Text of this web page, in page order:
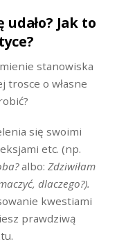
Jak to
stanowiska
trosce o własne
się swoimi
etc. (np.
albo: Zdziwiłam
dlaczego?).
kwestiami
prawdziwą